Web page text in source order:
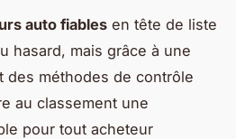
auto fiables en tête de liste
hasard, mais grâce à une
des méthodes de contrôle
au classement une
pour tout acheteur